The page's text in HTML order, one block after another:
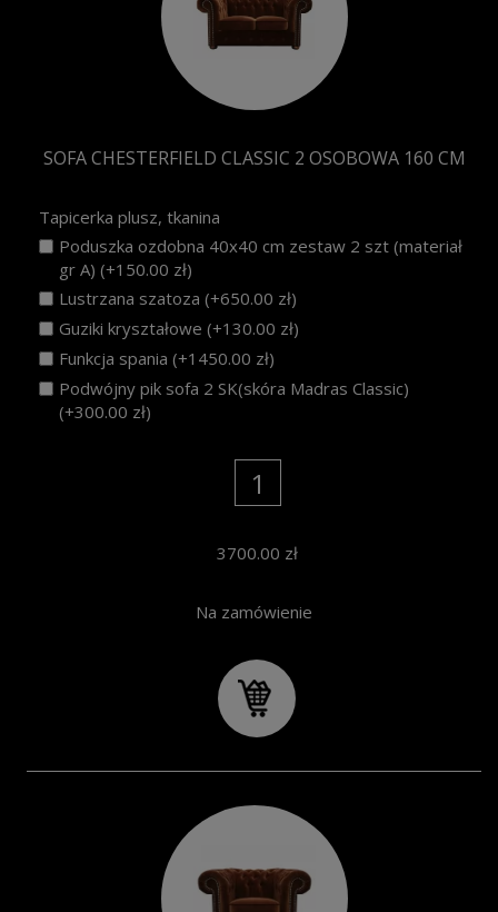
SOFA CHESTERFIELD CLASSIC 2 OSOBOWA 160 CM
Tapicerka plusz, tkanina
Poduszka ozdobna 40x40 cm zestaw 2 szt (materiał
gr A) (+150.00 zł)
Lustrzana szatoza (+650.00 zł)
Guziki kryształowe (+130.00 zł)
Funkcja spania (+1450.00 zł)
Podwójny pik sofa 2 SK(skóra Madras Classic)
(+300.00 zł)
3700.00 zł
Na zamówienie